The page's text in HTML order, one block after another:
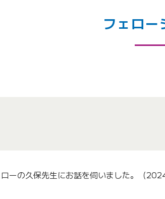
フェロー
ーの久保先生にお話を伺いました。（